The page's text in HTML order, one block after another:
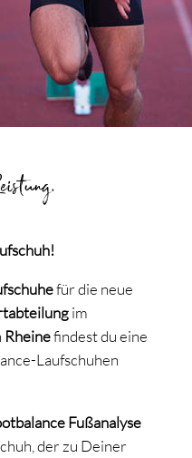
für die neue
im
Rheinefindest du eine
Laufschuhen
Fußanalyse
der zu Deiner